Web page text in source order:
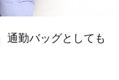
通勤バッグとしても